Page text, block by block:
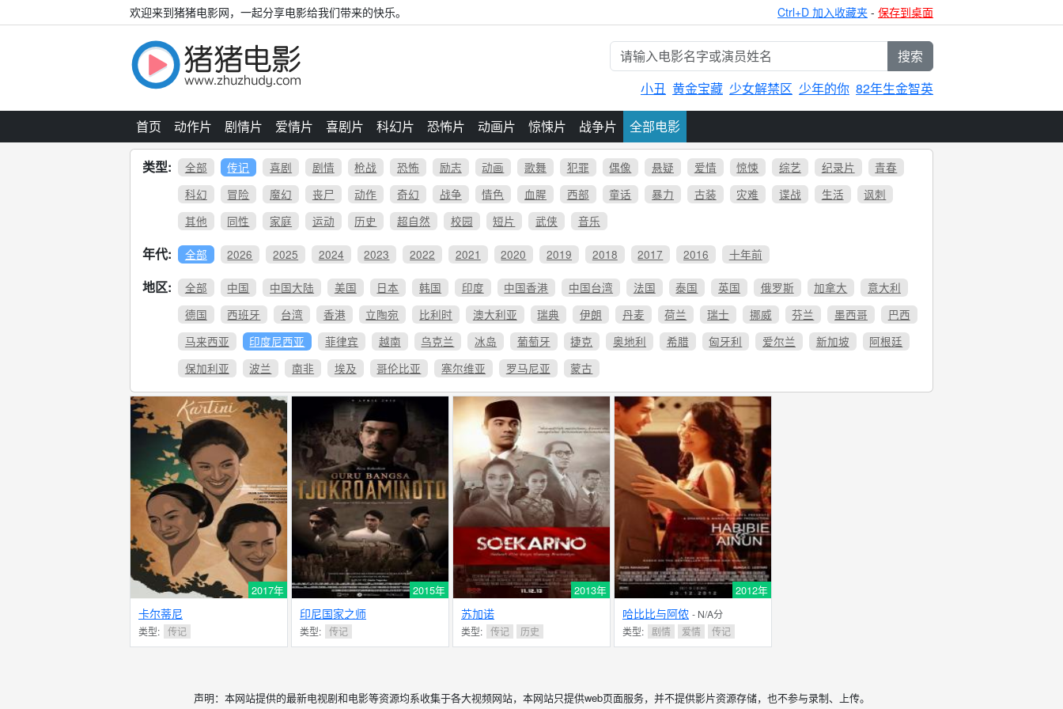
欢迎来到猪猪电影网，一起分享电影给我们带来的快乐。 Ctrl+D 加入收藏夹 - 保存到桌面
搜索
小丑 黄金宝藏 少女解禁区 少年的你 82年生金智英
首页 动作片 剧情片 爱情片 喜剧片 科幻片 恐怖片 动画片 惊悚片 战争片 全部电影
类型: 全部 传记 喜剧 剧情 枪战 恐怖 励志 动画 歌舞 犯罪 偶像 悬疑 爱情 惊悚 综艺 纪录片
青春
科幻
冒险 魔幻 丧尸 动作 奇幻 战争 情色 血腥 西部 童话 暴力 古装 灾难 谍战 生活
讽刺
其他
同性 家庭 运动 历史 超自然 校园 短片 武侠 音乐
年代: 全部 2026 2025 2024 2023 2022 2021 2020 2019 2018 2017 2016 十年前
地区: 全部 中国 中国大陆 美国 日本 韩国 印度 中国香港 中国台湾 法国 泰国 英国 俄罗斯 加拿大
意大利
德国
西班牙 台湾 香港 立陶宛 比利时 澳大利亚 瑞典 伊朗 丹麦 荷兰 瑞士 挪威 芬兰 墨西哥
巴西
马来西亚
印度尼西亚 菲律宾 越南 乌克兰 冰岛 葡萄牙 捷克 奥地利 希腊 匈牙利 爱尔兰 新加坡
阿根廷
保加利亚
波兰 南非 埃及 哥伦比亚 塞尔维亚 罗马尼亚 蒙古
2017年
卡尔蒂尼
类型: 传记
2015年
印尼国家之师
类型: 传记
2013年
苏加诺
类型: 传记 历史
2012年
哈比比与阿侬 - N/A分
类型: 剧情 爱情 传记
声明：本网站提供的最新电视剧和电影等资源均系收集于各大视频网站，本网站只提供web页面服务，并不提供影片资源存储，也不参与录制、上传。